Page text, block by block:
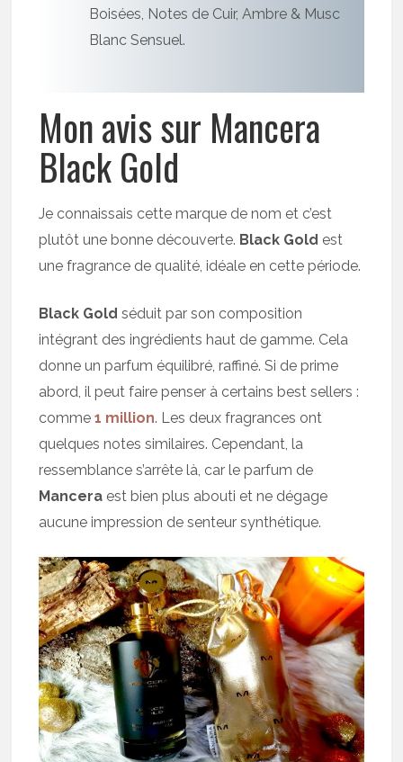
Boisées, Notes de Cuir, Ambre & Musc
Blanc Sensuel.
Mon avis sur Mancera
Black Gold
Je connaissais cette marque de nom et c’est
plutôt une bonne découverte. Black Gold est
une fragrance de qualité, idéale en cette période.
Black Gold séduit par son composition
intégrant des ingrédients haut de gamme. Cela
donne un parfum équilibré, raffiné. Si de prime
abord, il peut faire penser à certains best sellers :
comme1 million. Les deux fragrances ont
quelques notes similaires. Cependant, la
ressemblance s’arrête là, car le parfum de
Mancera est bien plus abouti et ne dégage
aucune impression de senteur synthétique.